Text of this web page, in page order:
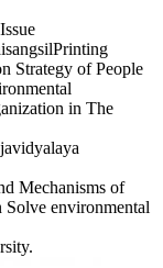
Strategy of People
in The
Mechanisms of
environmental